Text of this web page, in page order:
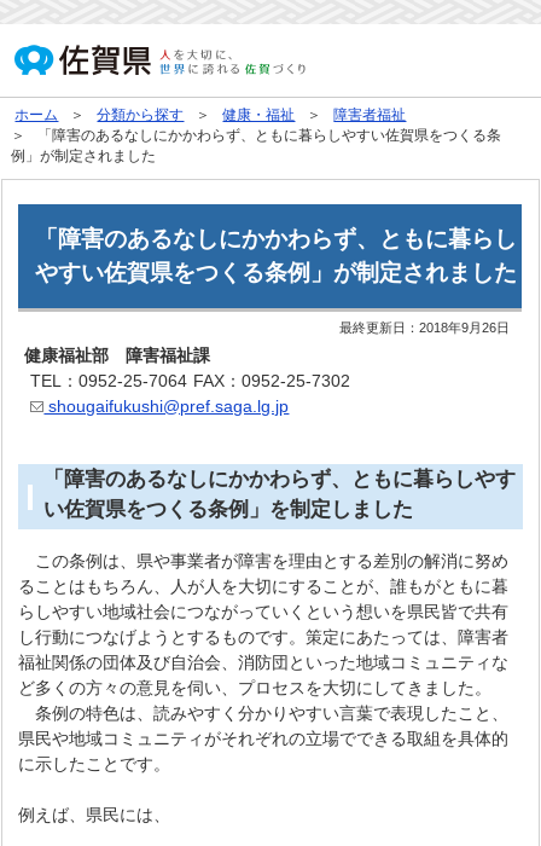
ホーム 分類から探す 健康・福祉
障害者福祉
「障害のあるなしにかかわらず、ともに暮らしやすい佐賀県をつくる条
例」が制定されました
「障害のあるなしにかかわらず、ともに暮らし
やすい佐賀県をつくる条例」が制定されました
最終更新日：2018年9月26日
健康福祉部 障害福祉課
TEL：0952-25-7064 FAX：0952-25-7302
shougaifukushi@pref.saga.lg.jp
「障害のあるなしにかかわらず、ともに暮らしやす
い佐賀県をつくる条例」を制定しました
この条例は、県や事業者が障害を理由とする差別の解消に努め
ることはもちろん、人が人を大切にすることが、誰もがともに暮
らしやすい地域社会につながっていくという想いを県民皆で共有
し行動につなげようとするものです。策定にあたっては、障害者
福祉関係の団体及び自治会、消防団といった地域コミュニティな
ど多くの方々の意見を伺い、プロセスを大切にしてきました。
条例の特色は、読みやすく分かりやすい言葉で表現したこと、
県民や地域コミュニティがそれぞれの立場でできる取組を具体的
に示したことです。
例えば、県民には、